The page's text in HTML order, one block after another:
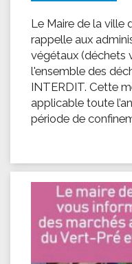
Le Maire de la ville
rappelle aux
végétaux (déchets
l'ensemble des
INTERDIT. Cette
applicable toute
période de